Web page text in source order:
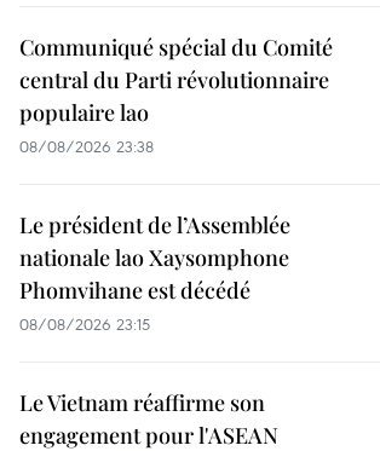
Communiqué spécial du Comité
central du Parti révolutionnaire
populaire lao
08/08/2026 23:38
Le président de l’Assemblée
nationale lao Xaysomphone
Phomvihane est décédé
08/08/2026 23:15
Le Vietnam réaffirme son
engagement pour l'ASEAN